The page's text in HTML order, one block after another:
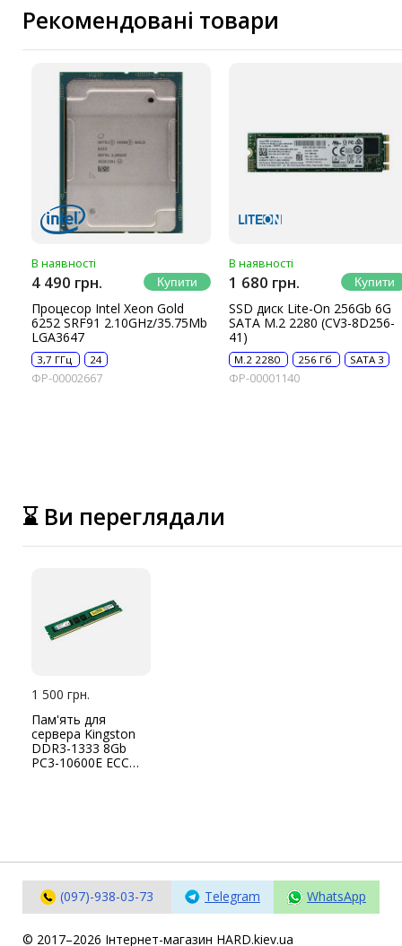
Рекомендовані товари
В наявності
4 490 грн.
Процесор Intel Xeon Gold
6252 SRF91 2.10GHz/35.75Mb
LGA3647
3,7 ГГц 24
ФР-00002667
В наявності
1 680 грн.
SSD диск Lite-On 256Gb 6G
SATA M.2 2280 (CV3-8D256-
41)
M.2 2280 256 Гб SATA 3
ФР-00001140
⌛ Ви переглядали
1 500 грн.
Пам'ять для
сервера Kingston
DDR3-1333 8Gb
PC3-10600E ECC
(097)-938-03-73 Telegram WhatsApp
© 2017–2026 Інтернет-магазин HARD.kiev.ua